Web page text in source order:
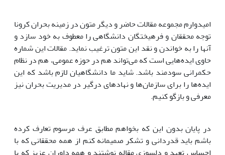
امیدوارم مجموعه مقالات حاضر و دیگر متون در زمینه بحران کرونا
توجه محققان و فرهیختگان دانشگاهی را معطوف به خود سازد و
آنها را به خواندن و نقد این متون ترغیب نماید. مقالات این شماره
حاوی ایده‌هایی است که می‌تواند هم در حوزه عمومی، هم در نظام
حکمرانی سودمند باشد. شاید ما دانشگاهیان لازم باشد که این
ایده‌ها را برای سازمان‌ها و نهادهای درگیر در مدیریت بحران نیز
معرفی و بازگو کنیم.
در پایان بدون این که بخواهم مطابق عرف مرسوم تعارف کرده
باشم باید قدردانی و تشکر صمیمانه کنم از همه محققانی که با